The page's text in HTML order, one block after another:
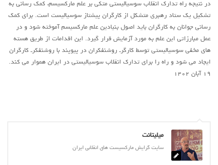
در نتیجه راه تدارک انقلاب سوسیالیستی متکی بر علم مارکسیسم، کمک رسانی به
تشکیل یک ستاد رهبری متشکل از کارگران پیشتاز سوسیالیست است. برای کمک
رسانی جوانان به کارگران باید اصول بنیادین علم مارکسیسم آموخته شود و در
عمل مبارزاتی این علم به مورد آزمایش قرار گیرد. این اقدامات از طریق هسته
های مخفی سوسیالیستی توسط کارگرـ روشنفکران در پیوپند با روشنفکرـ کارگران
ایجاد می شود و راه را برای تدارک انقلاب سوسیالیستی در ایران هموار می کند.
۱۹ آبان ۱۴۰۲
میلیتانت
سایت گرایش مارکسیست های انقلابی ایران